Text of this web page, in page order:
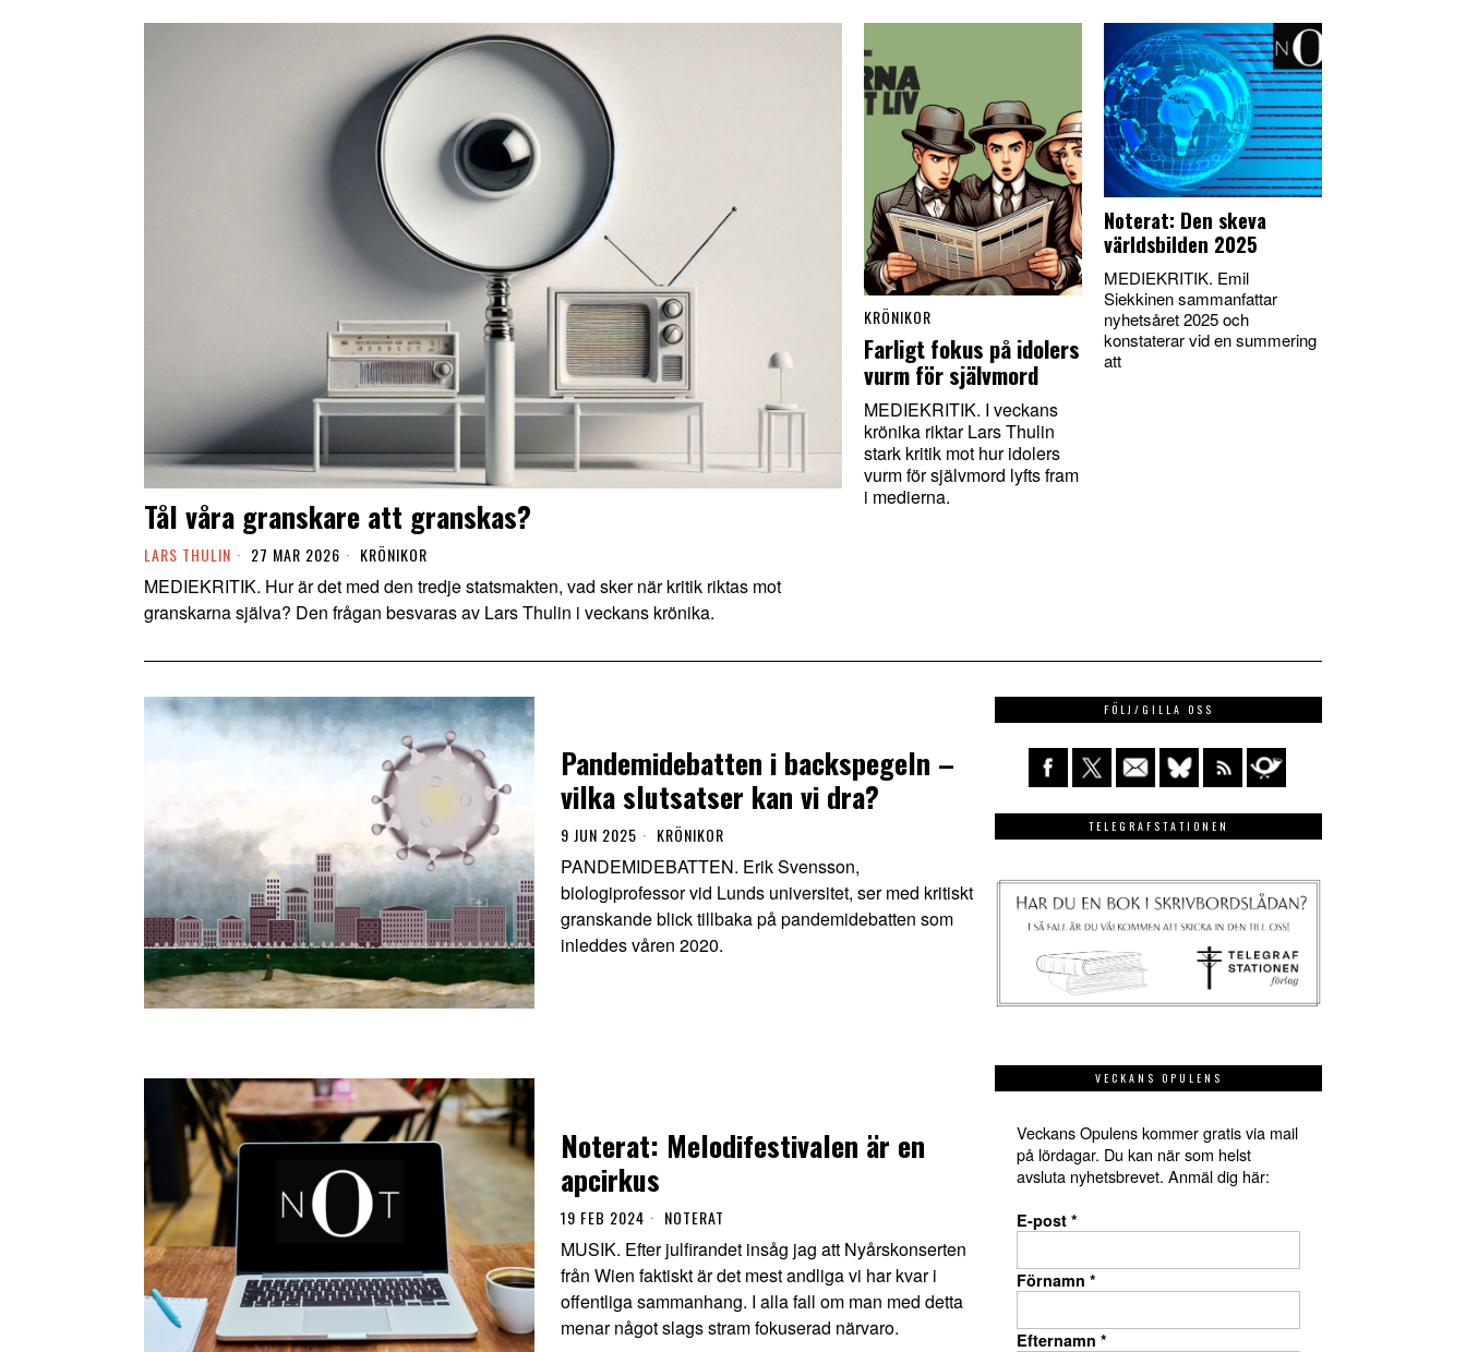
Tål våra granskare att granskas?
LARS THULIN 27 MAR 2026 KRÖNIKOR
MEDIEKRITIK. Hur är det med den tredje statsmakten, vad sker när kritik riktas mot
granskarna själva? Den frågan besvaras av Lars Thulin i veckans krönika.
KRÖNIKOR
Farligt fokus på idolers
vurm för självmord
MEDIEKRITIK. I veckans
krönika riktar Lars Thulin
stark kritik mot hur idolers
vurm för självmord lyfts fram
i medierna.
Noterat: Den skeva
världsbilden 2025
MEDIEKRITIK. Emil
Siekkinen sammanfattar
nyhetsåret 2025 och
konstaterar vid en summering
att
Pandemidebatten i backspegeln –
vilka slutsatser kan vi dra?
9 JUN 2025 KRÖNIKOR
PANDEMIDEBATTEN. Erik Svensson,
biologiprofessor vid Lunds universitet, ser med kritiskt
granskande blick tillbaka på pandemidebatten som
inleddes våren 2020.
Noterat: Melodifestivalen är en
apcirkus
19 FEB 2024 NOTERAT
MUSIK. Efter julfirandet insåg jag att Nyårskonserten
från Wien faktiskt är det mest andliga vi har kvar i
offentliga sammanhang. I alla fall om man med detta
menar något slags stram fokuserad närvaro.
FÖLJ/GILLA OSS
TELEGRAFSTATIONEN
VECKANS OPULENS
Veckans Opulens kommer gratis via mail
på lördagar. Du kan när som helst
avsluta nyhetsbrevet. Anmäl dig här:
E-post *
Förnamn *
Efternamn *